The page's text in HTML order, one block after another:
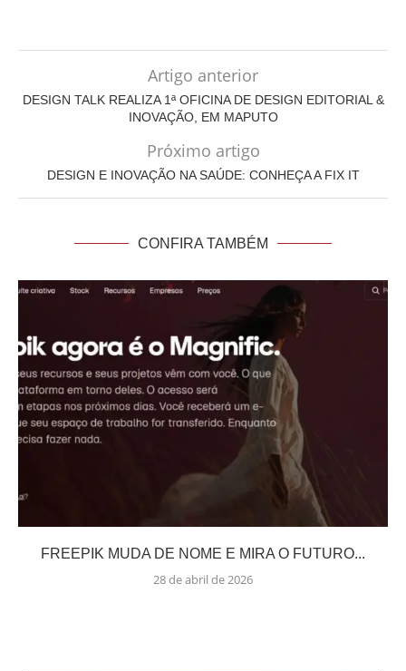
Artigo anterior
DESIGN TALK REALIZA 1ª OFICINA DE DESIGN EDITORIAL &
INOVAÇÃO, EM MAPUTO
Próximo artigo
DESIGN E INOVAÇÃO NA SAÚDE: CONHEÇA A FIX IT
CONFIRA TAMBÉM
FREEPIK MUDA DE NOME E MIRA O FUTURO...
28 de abril de 2026